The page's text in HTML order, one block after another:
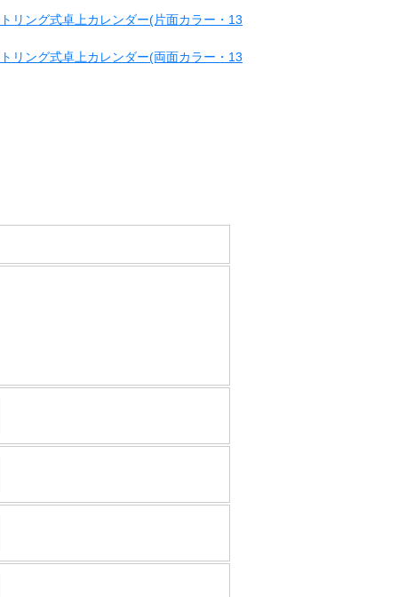
リング式卓上カレンダー(片面カラー・13
リング式卓上カレンダー(両面カラー・13